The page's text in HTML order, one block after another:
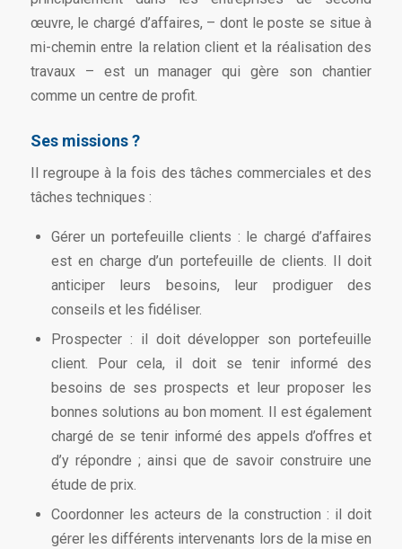
œuvre, le chargé d’affaires, – dont le poste se situe à
mi-chemin entre la relation client et la réalisation des
travaux – est un manager qui gère son chantier
comme un centre de profit.
Ses missions ?
Il regroupe à la fois des tâches commerciales et des
tâches techniques :
Gérer un portefeuille clients : le chargé d’affaires
est en charge d’un portefeuille de clients. Il doit
anticiper leurs besoins, leur prodiguer des
conseils et les fidéliser.
Prospecter : il doit développer son portefeuille
client. Pour cela, il doit se tenir informé des
besoins de ses prospects et leur proposer les
bonnes solutions au bon moment. Il est également
chargé de se tenir informé des appels d’offres et
d’y répondre ; ainsi que de savoir construire une
étude de prix.
Coordonner les acteurs de la construction : il doit
gérer les différents intervenants lors de la mise en